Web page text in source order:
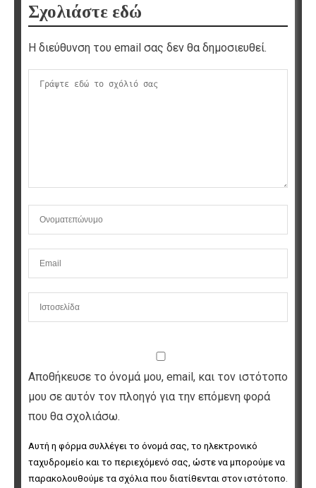
Σχολιάστε εδώ
Η διεύθυνση του email σας δεν θα δημοσιευθεί.
Αποθήκευσε το όνομά μου, email, και τον ιστότοπο
μου σε αυτόν τον πλοηγό για την επόμενη φορά
που θα σχολιάσω.
Αυτή η φόρμα συλλέγει το όνομά σας, το ηλεκτρονικό
ταχυδρομείο και το περιεχόμενό σας, ώστε να μπορούμε να
παρακολουθούμε τα σχόλια που διατίθενται στον ιστότοπο.